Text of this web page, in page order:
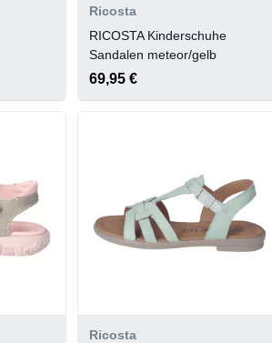
Ricosta
RICOSTA Kinderschuhe
Sandalen meteor/gelb
69,95 €
Ricosta